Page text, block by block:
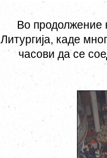
Во продолжение
Литургија, каде
часови да се